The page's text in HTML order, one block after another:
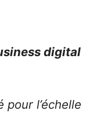
digital
l’échelle